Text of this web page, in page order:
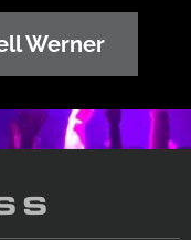
Werner